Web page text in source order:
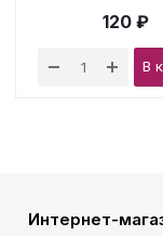
120 ₽
В
Интернет-